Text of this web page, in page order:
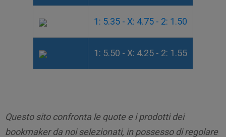
1: 5.35 - X: 4.75 - 2: 1.50
1: 5.50 - X: 4.25 - 2: 1.55
Questo sito confronta le quote e i prodotti dei
bookmaker da noi selezionati, in possesso di regolare